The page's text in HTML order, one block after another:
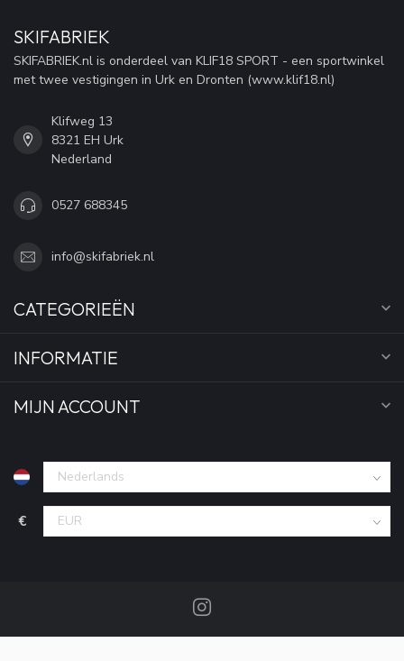
SKIFABRIEK
SKIFABRIEK.nl is onderdeel van KLIF18 SPORT - een sportwinkel
met twee vestigingen in Urk en Dronten (www.klif18.nl)
Klifweg 13
8321 EH Urk
Nederland
0527 688345
info@skifabriek.nl
CATEGORIEËN
INFORMATIE
MIJN ACCOUNT
€